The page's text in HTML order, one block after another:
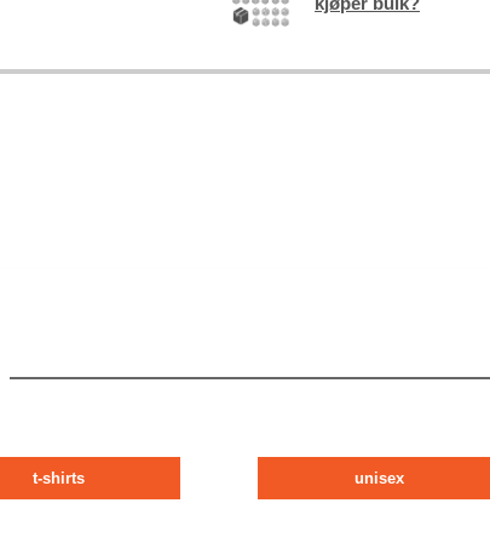
t-shirts unisex